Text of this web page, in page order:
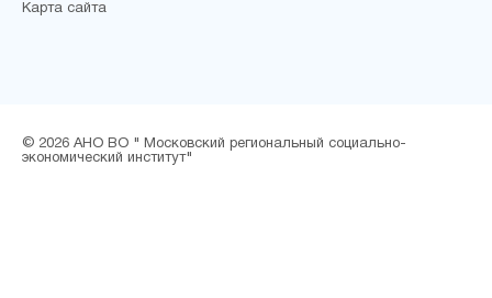
Карта сайта
© 2026 АНО ВО " Московский региональный социально-
экономический институт"